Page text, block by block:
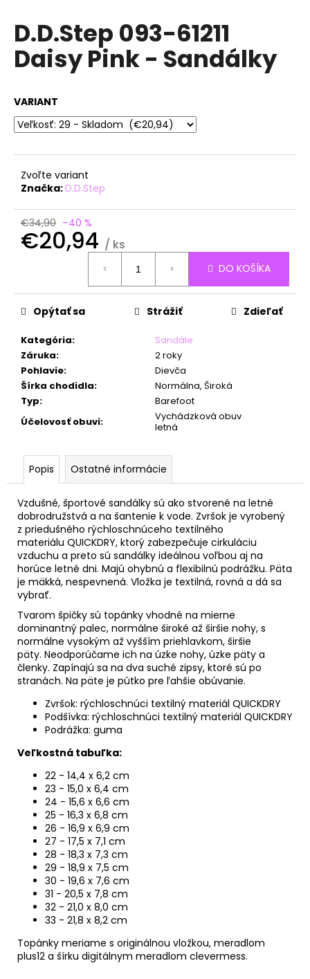
D.D.Step 093-61211
Daisy Pink - Sandálky
VARIANT
Zvoľte variant
Značka:D.D.Step
€34,90 –40 %
€20,94 / ks
DO KOŠÍKA
Kategória:
Sandále
Záruka:
2 roky
Pohlavie:
Dievča
Šírka chodidla:
Normálna, Široká
Typ:
Barefoot
Účelovosť obuvi:
Vychádzková obuv
letná
Opýtať sa Strážiť Zdieľať
Popis Ostatné informácie
Vzdušné, športové sandálky sú ako stvorené na letné
dobrodružstvá a na šantenie k vode. Zvršok je vyrobený
z priedušného rýchloschnúceho textilného
materiálu QUICKDRY, ktorý zabezpečuje cirkuláciu
vzduchu a preto sú sandálky ideálnou voľbou aj na
horúce letné dni. Majú ohybnú a flexibilnú podrážku. Päta
je mäkká, nespevnená. Vložka je textilná, rovná a dá sa
vybrať.
Tvarom špičky sú topánky vhodné na mierne
dominantný palec, normálne široké až širšie nohy, s
normálne vysokým až vyšším priehlavkom, širšie
päty. Neodporúčame ich na úzke nohy, úzke päty a
členky. Zapínajú sa na dva suché zipsy, ktoré sú po
stranách. Na päte je pútko pre ľahšie obúvanie.
Zvršok: rýchloschnúci textilný materiál QUICKDRY
Podšívka: rýchloschnúci textilný materiál QUICKDRY
Podrážka: guma
Veľkostná tabuľka:
22 - 14,4 x 6,2 cm
23 - 15,0 x 6,4 cm
24 - 15,6 x 6,6 cm
25 - 16,3 x 6,8 cm
26 - 16,9 x 6,9 cm
27 - 17,5 x 7,1 cm
28 - 18,3 x 7,3 cm
29 - 18,9 x 7,5 cm
30 - 19,6 x 7,6 cm
31 - 20,5 x 7,8 cm
32 - 21,0 x 8,0 cm
33 - 21,8 x 8,2 cm
Topánky meriame s originálnou vložkou, meradlom
plus12 a šírku digitálnym meradlom clevermess.
j
s
ť
O
d
ú
č
m
e